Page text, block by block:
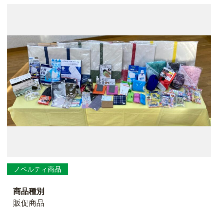
ノベルティ商品
商品種別
販促商品